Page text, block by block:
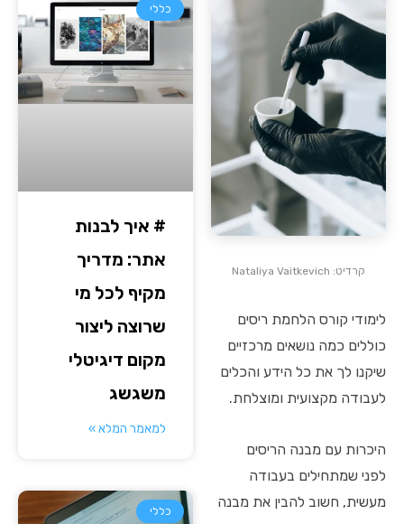
קרדיט: Nataliya Vaitkevich
לימודי קורס הלחמת ריסים
כוללים כמה נושאים מרכזיים
שיקנו לך את כל הידע והכלים
לעבודה מקצועית ומוצלחת.
היכרות עם מבנה הריסים
לפני שמתחילים בעבודה
מעשית, חשוב להבין את מבנה
כללי
# איך לבנות
אתר: מדריך
מקיף לכל מי
שרוצה ליצור
מקום דיגיטלי
משגשג
למאמר המלא »
כללי